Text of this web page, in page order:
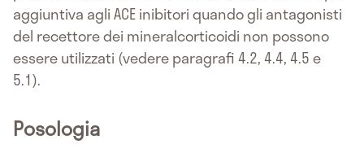
aggiuntiva agli ACE inibitori quando gli antagonisti
del recettore dei mineralcorticoidi non possono
essere utilizzati (vedere paragrafi 4.2, 4.4, 4.5 e
5.1).
Posologia